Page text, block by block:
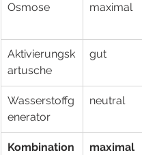
Osmose maximal
Aktivierungsk
artusche
gut
Wasserstoffg
enerator
neutral
Kombination
maximal